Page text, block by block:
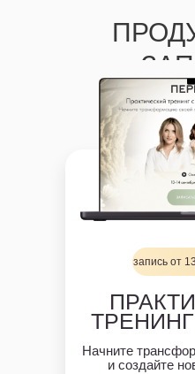
Начните
и создайте
запись от
СКАЗАТЬ
МОЖНО